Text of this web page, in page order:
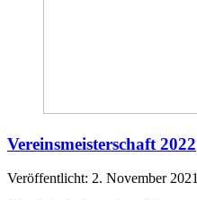
Vereinsmeisterschaft 2022
Veröffentlicht: 2. November 2021